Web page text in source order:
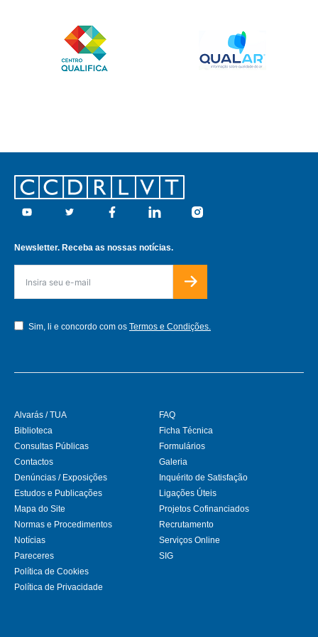
Footer
Youtube Twitter Facebook Linkedin Instagram
Newsletter. Receba as nossas notícias.
Sim, li e concordo com os Termos e Condições.
Alvarás / TUA
Biblioteca
Consultas Públicas
Contactos
Denúncias / Exposições
Estudos e Publicações
FAQ
Ficha Técnica
Formulários
Galeria
Inquérito de Satisfação
Ligações Úteis
Mapa do Site
Normas e Procedimentos
Notícias
Pareceres
Política de Cookies
Política de Privacidade
Projetos Cofinanciados
Recrutamento
Serviços Online
SIG